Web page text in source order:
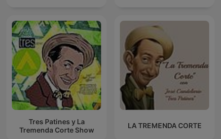
Tres Patines y La
Tremenda Corte Show
LA TREMENDA CORTE